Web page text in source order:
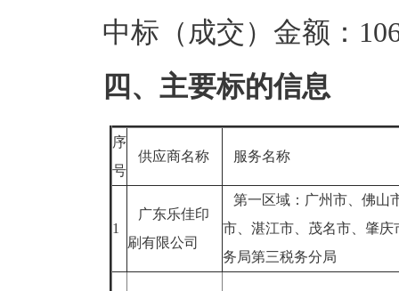
中标（成交）金额：
四、主要标的信息
序
号
供应商名称 服务名称
1
广东乐佳印
刷有限公司
第一区域：广州市、佛山
市、湛江市、茂名市、肇
务局第三税务分局